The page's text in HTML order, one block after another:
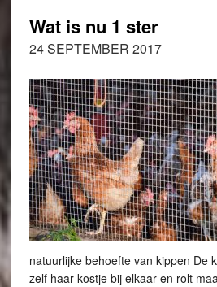
Wat is nu 1 ster
24 SEPTEMBER 2017
natuurlijke behoefte van kippen De
zelf haar kostje bij elkaar en rolt